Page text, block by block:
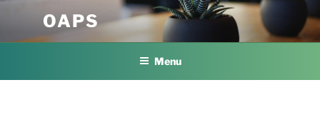
content
OAPS
Menu